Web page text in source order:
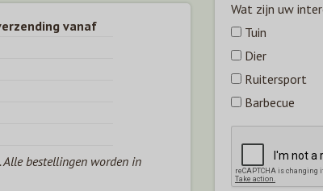
Wat zijn uw
Tuin
Dier
Ruitersport
Barbecue
vanaf
Alle bestellingen worden in